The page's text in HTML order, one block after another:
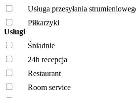
Usługa przesyłania
Piłkarzyki
Usługi
Śniadnie
24h recepcja
Restaurant
Room service